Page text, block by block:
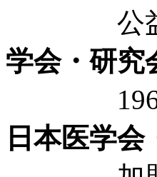
公益
学会・研究
1968
日本医学